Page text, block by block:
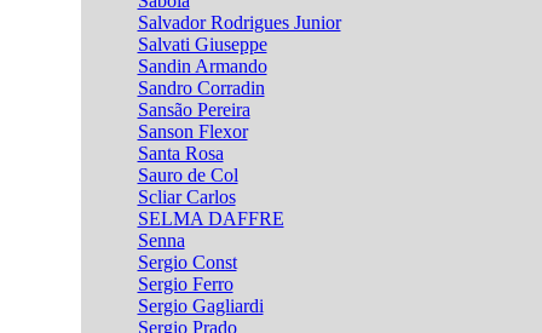
Salvador Rodrigues Junior
Salvati Giuseppe
Sandin Armando
Sandro Corradin
Sansão Pereira
Sanson Flexor
Santa Rosa
Sauro de Col
Scliar Carlos
SELMA DAFFRE
Senna
Sergio Const
Sergio Ferro
Sergio Gagliardi
Sergio Prado